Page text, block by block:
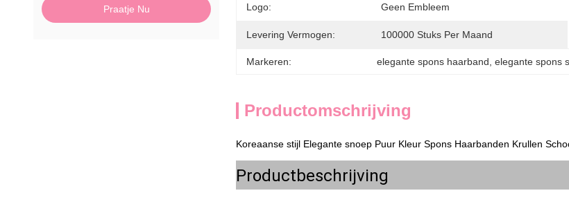
Praatje Nu Logo: Geen Embleem
Levering Vermogen: 100000 Stuks Per Maand
Markeren: elegante spons haarband , elegante spons
Productomschrijving
Koreaanse stijl Elegante snoep Puur Kleur Spons Haarbanden Krullen
Productbeschrijving